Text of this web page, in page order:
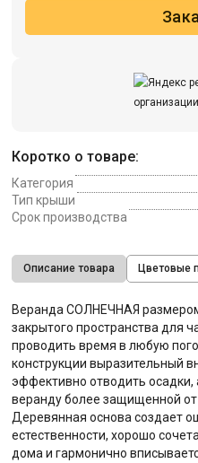
Коротко о товаре:
Категория
Тип крыши
Срок производства
Описание товара Цветовые
Веранда СОЛНЕЧНАЯ
закрытого пространства для
проводить время в любую
конструкции выразительный
эффективно отводить осадки,
веранду более защищенной
Деревянная основа создает
естественности, хорошо
дома и гармонично